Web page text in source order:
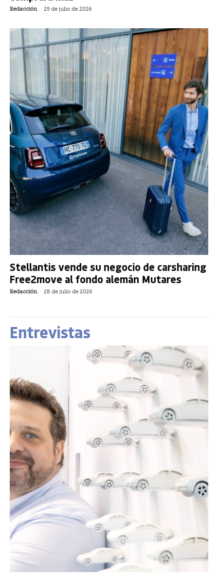
Redacción - 29 de julio de 2026
Stellantis vende su negocio de carsharing
Free2move al fondo alemán Mutares
Redacción - 28 de julio de 2026
Entrevistas